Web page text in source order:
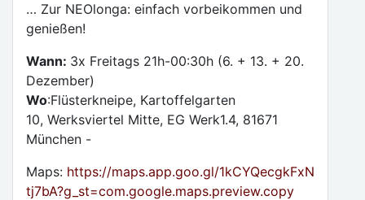
… Zur NEOlonga: einfach vorbeikommen und
genießen!
Wann: 3x Freitags 21h-00:30h (6. + 13. + 20.
Dezember)
Wo:Flüsterkneipe, Kartoffelgarten
10, Werksviertel Mitte, EG Werk1.4, 81671
München -
Maps: https://maps.app.goo.gl/1kCYQecgkFxN
tj7bA?g_st=com.google.maps.preview.copy